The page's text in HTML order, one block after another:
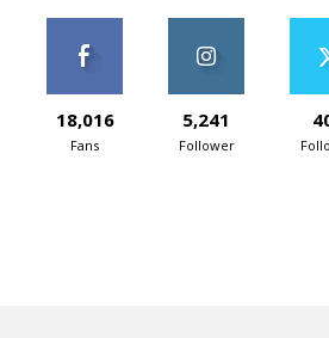
18,016
Fans
5,241
Follower